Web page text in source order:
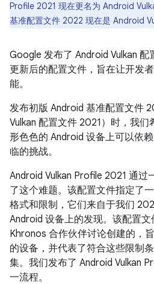
Profile 2021 现在更名为 Android
基准配置文件 2022 现在是 Android
Google 发布了 Android Vulkan
更新后的配置文件，旨在让开发
能。
发布初版 Android 基准配置文件
Vulkan 配置文件 2021）时，我
形色色的 Android 设备上可以依
临的挑战。
Android Vulkan Profile 2021 通过
了这个难题。该配置文件指定了一
格式和限制，它们来自于我们
Android 设备上的发现。该配置
Khronos 合作伙伴讨论创建的，
的设备，并代表了符合这些限制
集。我们发布了 Android Vulkan
一流程。